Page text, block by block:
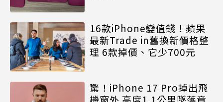
16款iPhone變值錢！蘋果
最新Trade in舊換新價格整
理 6款掉價、它少700元
驚！iPhone 17 Pro掉出飛